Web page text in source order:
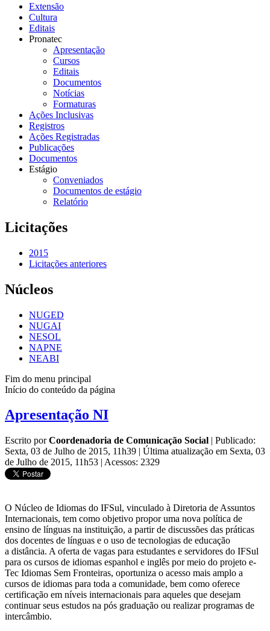
Extensão
Cultura
Editais
Pronatec
Apresentação
Cursos
Editais
Documentos
Notícias
Formaturas
Ações Inclusivas
Registros
Ações Registradas
Publicações
Documentos
Estágio
Conveniados
Documentos de estágio
Relatório
Licitações
2015
Licitações anteriores
Núcleos
NUGED
NUGAI
NESOL
NAPNE
NEABI
Fim do menu principal
Início do conteúdo da página
Apresentação NI
Escrito porCoordenadoria de Comunicação Social | Publicado:
Sexta, 03 de Julho de 2015, 11h39 | Última atualização em Sexta, 03
de Julho de 2015, 11h53 | Acessos: 2329
O Núcleo de Idiomas do IFSul, vinculado à Diretoria de Assuntos
Internacionais, tem como objetivo propor uma nova política de
ensino de línguas na instituição, a partir de discussões das práticas
dos docentes de línguas e o uso de tecnologias de educação
a distância. A oferta de vagas para estudantes e servidores do IFSul
para os cursos de idiomas espanhol e inglês por meio do projeto e-
Tec Idiomas Sem Fronteiras, oportuniza o acesso mais amplo a
cursos de idiomas para toda a comunidade, bem como oferece
certificação em níveis internacionais para aqueles que desejam
continuar seus estudos na pós graduação ou realizar programas de
intercâmbio.